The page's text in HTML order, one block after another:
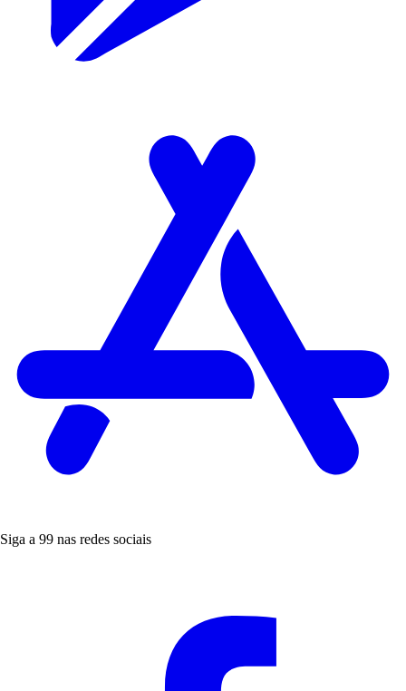
Siga a 99 nas redes sociais